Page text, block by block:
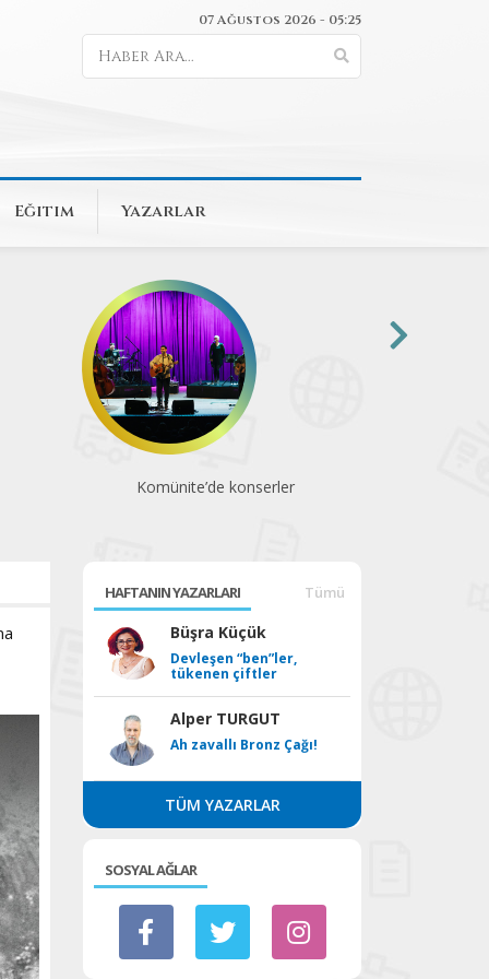
07 Ağustos 2026 - 05:25
Eğitim Yazarlar
Animasyon sevenlerin heyecanla
HAFTANIN YAZARLARI Tümü
Büşra Küçük
Devleşen “ben”ler,
tükenen çiftler
Alper TURGUT
Ah zavallı Bronz Çağı!
TÜM YAZARLAR
SOSYAL AĞLAR